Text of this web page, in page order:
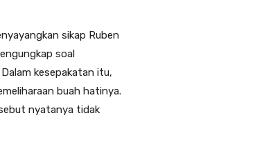
sikap Ruben
soal
kesepakatan itu,
buah hatinya.
nyatanya tidak